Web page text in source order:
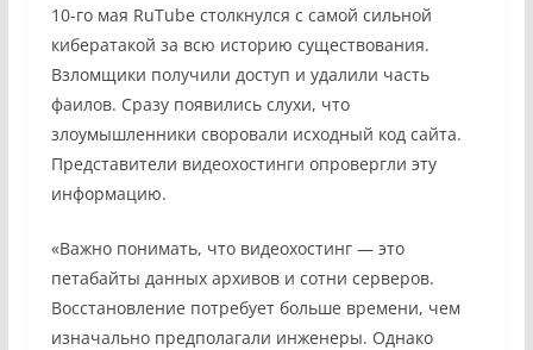
10-го мая RuTube столкнулся с самой сильной
кибератакой за всю историю существования.
Взломщики получили доступ и удалили часть
фаилов. Сразу появились слухи, что
злоумышленники своровали исходный код сайта.
Представители видеохостинги опровергли эту
информацию.
«Важно понимать, что видеохостинг — это
петабайты данных архивов и сотни серверов.
Восстановление потребует больше времени, чем
изначально предполагали инженеры. Однако